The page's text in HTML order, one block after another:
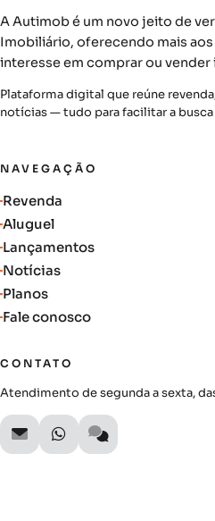
A Autimob é um novo jeito de
Imobiliário, oferecendo mais
interesse em comprar ou vender
Plataforma digital que reúne
notícias — tudo para facilitar a
NAVEGAÇÃO
Revenda
Aluguel
Lançamentos
Notícias
Planos
Fale conosco
CONTATO
Atendimento de segunda a sexta,